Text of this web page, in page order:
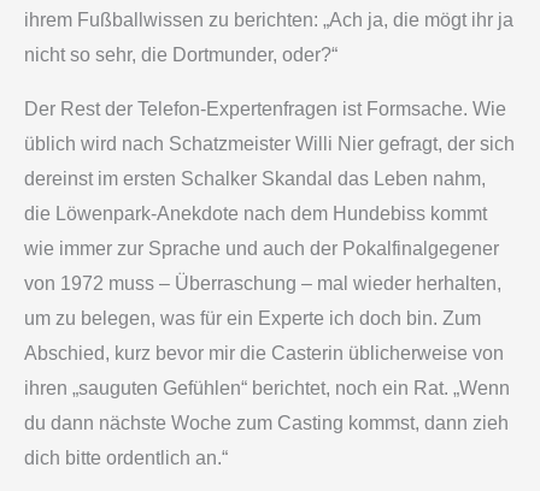
ihrem Fußballwissen zu berichten: „Ach ja, die mögt ihr ja
nicht so sehr, die Dortmunder, oder?“
Der Rest der Telefon-Expertenfragen ist Formsache. Wie
üblich wird nach Schatzmeister Willi Nier gefragt, der sich
dereinst im ersten Schalker Skandal das Leben nahm,
die Löwenpark-Anekdote nach dem Hundebiss kommt
wie immer zur Sprache und auch der Pokalfinalgegener
von 1972 muss – Überraschung – mal wieder herhalten,
um zu belegen, was für ein Experte ich doch bin. Zum
Abschied, kurz bevor mir die Casterin üblicherweise von
ihren „sauguten Gefühlen“ berichtet, noch ein Rat. „Wenn
du dann nächste Woche zum Casting kommst, dann zieh
dich bitte ordentlich an.“